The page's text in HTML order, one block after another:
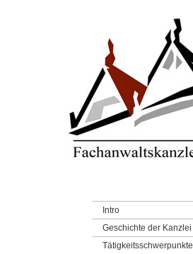
Intro
Geschichte der Kanzlei
Tätigkeitsschwerpunkte